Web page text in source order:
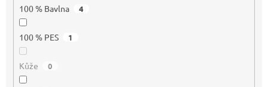
100 % Bavlna 4
100 % PES 1
Kůže 0